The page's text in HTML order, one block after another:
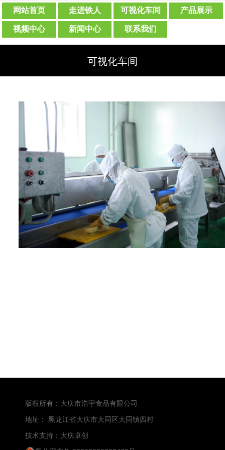
网站首页 走进铁人 可视化车间
产品展示
视频中心
新闻中心 联系我们
可视化车间
版权所有：大庆市浩宇食品有限公司
地址： 黑龙江省大庆市大同区大同镇四村
技术支持： 大庆卓创